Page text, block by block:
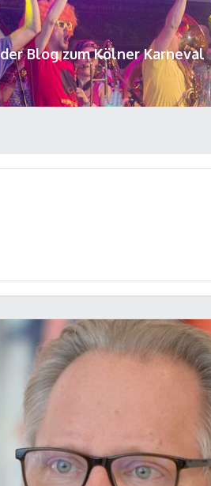
Blog zum Kölner Karneval